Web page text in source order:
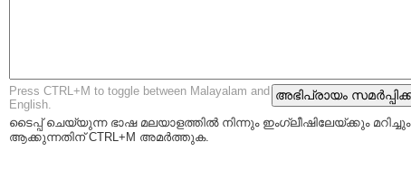
Press CTRL+M to toggle between Malayalam and
English.
ടൈപ്പ്‌ ചെയ്യുന്ന ഭാഷ മലയാളത്തില്‍ നിന്നും ഇംഗ്ലീഷിലേയ്ക്കും മറിച്ചും
ആക്കുന്നതിന് CTRL+M അമര്‍ത്തുക.